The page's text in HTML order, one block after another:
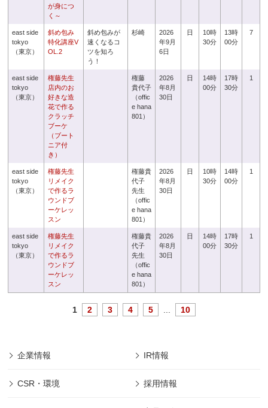
が身につ
く～
east side
tokyo
（東京）
斜め包み
特化講座V
OL.2
斜め包みが
速くなるコ
ツを知ろ
う！
杉崎
2026
年9月
6日
日
10時
30分
13時
00分
7
east side
tokyo
（東京）
権藤先生
店内のお
好きな造
花で作る
クラッチ
ブーケ
（ブート
ニア付
き）
権藤
貴代子
（offic
e hana
801）
2026
年8月
30日
日
14時
00分
17時
30分
1
east side
tokyo
（東京）
権藤先生
リメイク
で作るラ
ウンドブ
ーケレッ
スン
権藤貴
代子
先生
（offic
e hana
801）
2026
年8月
30日
日
10時
30分
14時
00分
1
east side
tokyo
（東京）
権藤先生
リメイク
で作るラ
ウンドブ
ーケレッ
スン
権藤貴
代子
先生
（offic
e hana
801）
2026
年8月
30日
日
14時
00分
17時
30分
1
1 2 3 4 5 10
企業情報 IR情報
CSR・環境 採用情報